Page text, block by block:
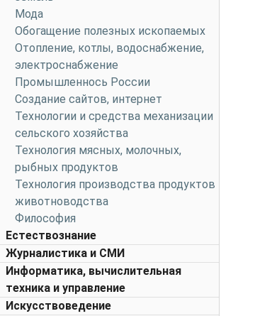
Мода
Обогащение полезных ископаемых
Отопление, котлы, водоснабжение,
электроснабжение
Промышленнось России
Создание сайтов, интернет
Технологии и средства механизации
сельского хозяйства
Технология мясных, молочных,
рыбных продуктов
Технология производства продуктов
животноводства
Философия
Естествознание
Журналистика и СМИ
Информатика, вычислительная
техника и управление
Искусствоведение